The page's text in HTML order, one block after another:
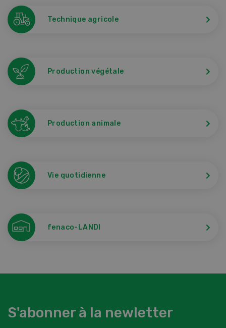
Technique agricole
Production végétale
Production animale
Vie quotidienne
fenaco-LANDI
S'abonner à la newletter